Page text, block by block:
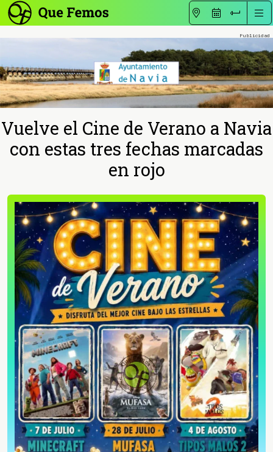
Vuelve el Cine de Verano a Navia
con estas tres fechas marcadas
en rojo